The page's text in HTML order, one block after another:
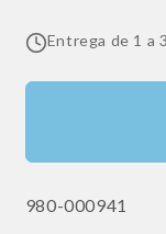
Entrega de 1 a
SKU:
980-000941